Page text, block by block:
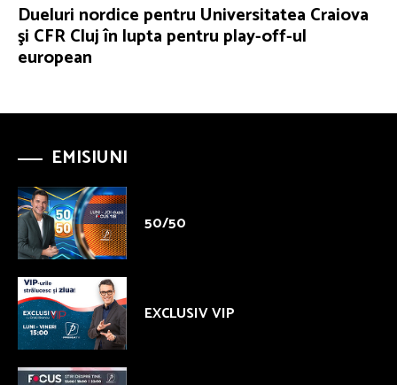
Dueluri nordice pentru Universitatea Craiova
şi CFR Cluj în lupta pentru play-off-ul
european
EMISIUNI
50/50
EXCLUSIV VIP